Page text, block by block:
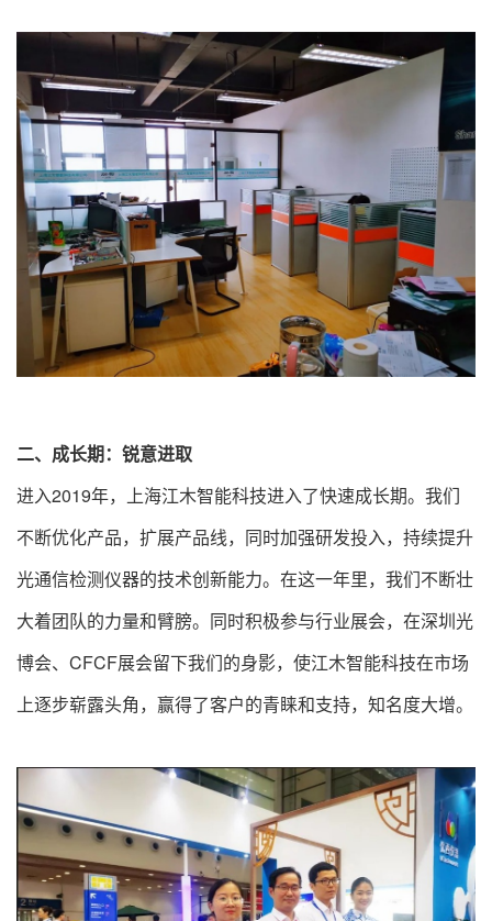
二、成长期：锐意进取
进入2019年，上海江木智能科技进入了快速成长期。我们
不断优化产品，扩展产品线，同时加强研发投入，持续提升
光通信检测仪器的技术创新能力。在这一年里，我们不断壮
大着团队的力量和臂膀。同时积极参与行业展会，在深圳光
博会、CFCF展会留下我们的身影，使江木智能科技在市场
上逐步崭露头角，赢得了客户的青睐和支持，知名度大增。